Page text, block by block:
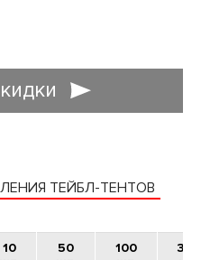
ТЕЙБЛ-ТЕНТОВ
10
50
100
300